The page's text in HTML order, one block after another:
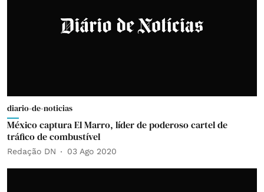
diario-de-noticias
México captura El Marro, líder de poderoso cartel de
tráfico de combustível
Redação DN 03 Ago 2020